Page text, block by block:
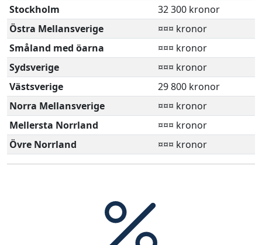
Stockholm
32 300 kronor
Östra Mellansverige
¤¤¤ kronor
Småland med öarna
¤¤¤ kronor
Sydsverige
¤¤¤ kronor
Västsverige
29 800 kronor
Norra Mellansverige
¤¤¤ kronor
Mellersta Norrland
¤¤¤ kronor
Övre Norrland
¤¤¤ kronor